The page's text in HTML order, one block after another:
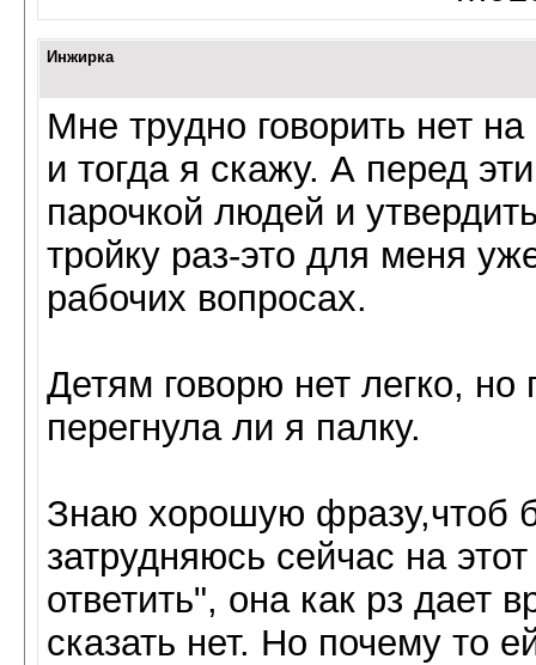
Инжирка
Мне трудно говорить нет
и тогда я скажу. А перед
парочкой людей и
тройку раз-это для меня
рабочих вопросах.
Детям говорю нет легко,
перегнула ли я палку.
Знаю хорошую фразу,чтоб
затрудняюсь сейчас на
ответить", она как рз дает
сказать нет. Но почему то